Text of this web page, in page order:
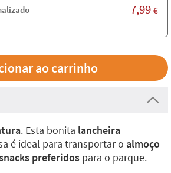
7,99 €
. Esta bonita lancheira
é ideal para transportar o almoço
preferidos para o parque.